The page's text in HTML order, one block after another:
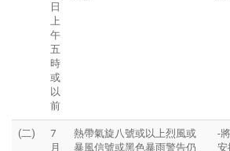
日
上
午
五
時
或
以
前
(二)
7
月
熱帶氣旋八號或以上烈風或
暴風信號或黑色暴雨警告仍
-
安